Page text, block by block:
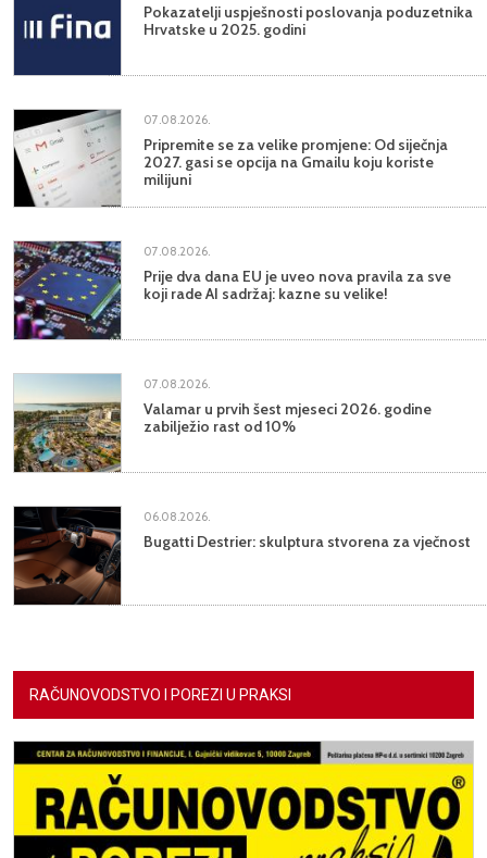
Pokazatelji uspješnosti poslovanja poduzetnika
Hrvatske u 2025. godini
07.08.2026.
Pripremite se za velike promjene: Od siječnja
2027. gasi se opcija na Gmailu koju koriste
milijuni
07.08.2026.
Prije dva dana EU je uveo nova pravila za sve
koji rade AI sadržaj: kazne su velike!
07.08.2026.
Valamar u prvih šest mjeseci 2026. godine
zabilježio rast od 10%
06.08.2026.
Bugatti Destrier: skulptura stvorena za vječnost
RAČUNOVODSTVO I POREZI U PRAKSI